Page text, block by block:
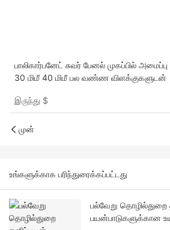
பாலிகார்பனேட் சுவர் பேனல் முகப்பில் அமைப்பு
30 மிமீ 40 மிமீ பல வண்ண விளக்குகளுடன்
இருந்து $
முன்
உங்களுக்காக பரிந்துரைக்கப்பட்டது
பல்வேறு
பயன்பாடுகளுக்கான